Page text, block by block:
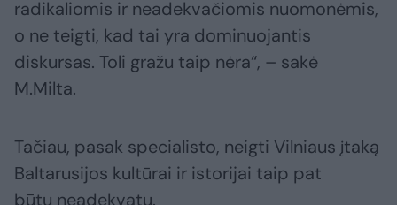
radikaliomis ir neadekvačiomis nuomonėmis,
o ne teigti, kad tai yra dominuojantis
diskursas. Toli gražu taip nėra“, – sakė
M.Milta.
Tačiau, pasak specialisto, neigti Vilniaus įtaką
Baltarusijos kultūrai ir istorijai taip pat
būtų neadekvatu.